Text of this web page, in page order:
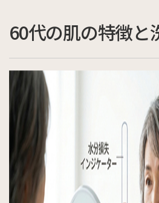
60代の肌の特徴と